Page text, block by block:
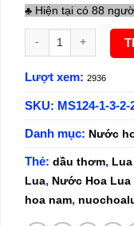
♣ Hiện tại có 88
Nước Hoa Nam Lua
Lượt xem: 2936
SKU: MS124-1-3-2-
Danh mục: Nước
Thẻ: dầu thơm,
Lua, Nước Hoa Lua
hoa nam,